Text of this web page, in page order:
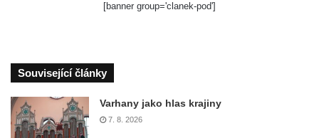
[banner group='clanek-pod']
Související články
Varhany jako hlas krajiny
7. 8. 2026